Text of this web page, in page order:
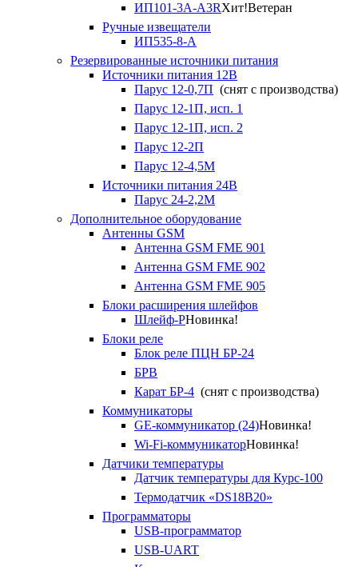
ИП101-3А-А3RХит!Ветеран
Ручные извещатели
ИП535-8-А
Резервированные источники питания
Источники питания 12В
Парус 12-0,7П (снят с производства)
Парус 12-1П, исп. 1
Парус 12-1П, исп. 2
Парус 12-2П
Парус 12-4,5М
Источники питания 24В
Парус 24-2,2М
Дополнительное оборудование
Антенны GSM
Антенна GSM FME 901
Антенна GSM FME 902
Антенна GSM FME 905
Блоки расширения шлейфов
Шлейф-РНовинка!
Блоки реле
Блок реле ПЦН БР-24
БРВ
Карат БР-4 (снят с производства)
Коммуникаторы
GE-коммуникатор (24)Новинка!
Wi-Fi-коммуникаторНовинка!
Датчики температуры
Датчик температуры для Курс-100
Термодатчик «DS18B20»
Программаторы
USB-программатор
USB-UART